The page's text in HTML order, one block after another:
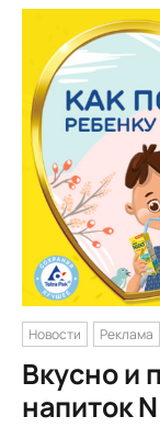
Новости Реклама
Вкусно и
напиток